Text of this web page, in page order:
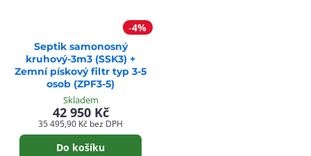
4%
Septik samonosný
kruhový-3m3 (SSK3) +
Zemní pískový filtr typ 3-5
osob (ZPF3-5)
Skladem
42 950 Kč
35 495,90 Kč bez DPH
Do košíku